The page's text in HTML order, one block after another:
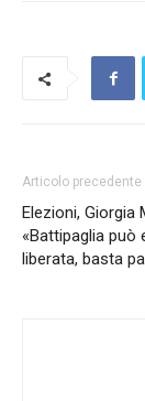
Articolo precedente
Elezioni, Giorgia
«Battipaglia può
liberata, basta